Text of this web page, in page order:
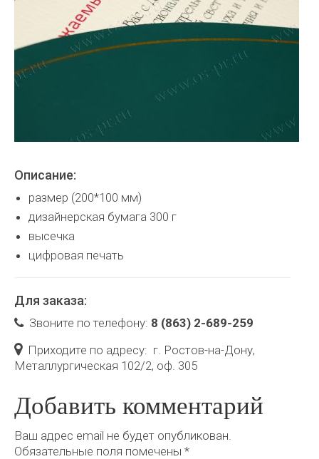
Описание:
размер (200*100 мм)
дизайнерская бумага 300 г
высечка
цифровая печать
Для заказа:
Звоните по телефону: 8 (863) 2-689-259
Приходите по адресу: г. Ростов-на-Дону,
Металлургическая 102/2, оф. 305
Добавить комментарий
Ваш адрес email не будет опубликован.
Обязательные поля помечены *